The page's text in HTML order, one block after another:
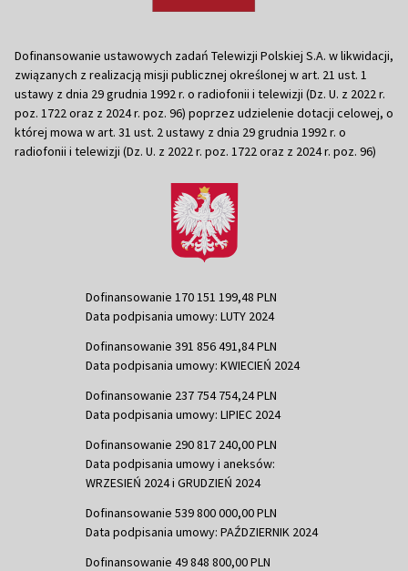
Dofinansowanie ustawowych zadań Telewizji Polskiej S.A. w likwidacji,
związanych z realizacją misji publicznej określonej w art. 21 ust. 1
ustawy z dnia 29 grudnia 1992 r. o radiofonii i telewizji (Dz. U. z 2022 r.
poz. 1722 oraz z 2024 r. poz. 96) poprzez udzielenie dotacji celowej, o
której mowa w art. 31 ust. 2 ustawy z dnia 29 grudnia 1992 r. o
radiofonii i telewizji (Dz. U. z 2022 r. poz. 1722 oraz z 2024 r. poz. 96)
Dofinansowanie 170 151 199,48 PLN
Data podpisania umowy: LUTY 2024
Dofinansowanie 391 856 491,84 PLN
Data podpisania umowy: KWIECIEŃ 2024
Dofinansowanie 237 754 754,24 PLN
Data podpisania umowy: LIPIEC 2024
Dofinansowanie 290 817 240,00 PLN
Data podpisania umowy i aneksów:
WRZESIEŃ 2024 i GRUDZIEŃ 2024
Dofinansowanie 539 800 000,00 PLN
Data podpisania umowy: PAŹDZIERNIK 2024
Dofinansowanie 49 848 800,00 PLN